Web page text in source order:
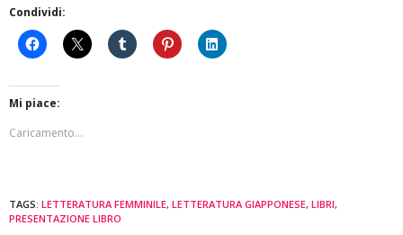
Condividi:
Mi piace:
Caricamento...
TAGS: LETTERATURA FEMMINILE, LETTERATURA GIAPPONESE, LIBRI,
PRESENTAZIONE LIBRO